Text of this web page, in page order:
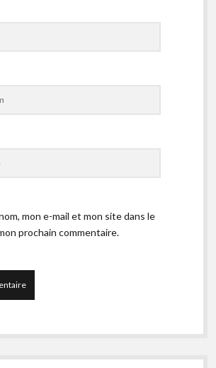
mon e-mail et mon site dans le
prochain commentaire.